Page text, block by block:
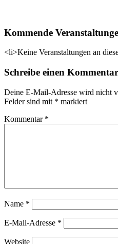
Kommende
<li>Keine Veranstaltungen an
Schreibe einen Kommentar
Deine E-Mail-Adresse wird nicht
Felder sind mit * markiert
Kommentar *
Name *
E-Mail-Adresse *
Website